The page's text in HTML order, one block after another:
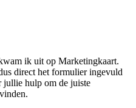
ik uit op Marketingkaart.
direct het formulier ingevuld
jullie hulp om de juiste